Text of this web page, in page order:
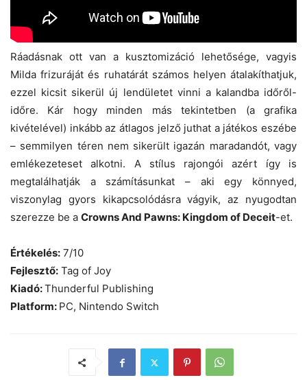
Ráadásnak ott van a kusztomizáció lehetősége, vagyis
Milda frizuráját és ruhatárát számos helyen átalakíthatjuk,
ezzel kicsit sikerül új lendületet vinni a kalandba időről-
időre. Kár hogy minden más tekintetben (a grafika
kivételével) inkább az átlagos jelző juthat a játékos eszébe
– semmilyen téren nem sikerült igazán maradandót, vagy
emlékezeteset alkotni. A stílus rajongói azért így is
megtalálhatják a számításunkat – aki egy könnyed,
viszonylag gyors kikapcsolódásra vágyik, az nyugodtan
szerezze be a Crowns And Pawns: Kingdom of Deceit-et.
Értékelés: 7/10
Fejlesztő: Tag of Joy
Kiadó:Thunderful Publishing
Platform: PC, Nintendo Switch